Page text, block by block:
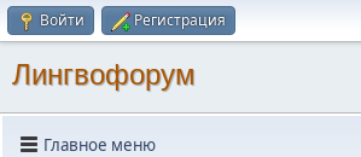
Войти Регистрация
Лингвофорум
Главное меню